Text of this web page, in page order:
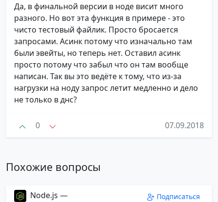
Да, в финальной версии в ноде висит много
разного. Но вот эта функция в примере - это
чисто тестовый файлик. Просто бросается
запросами. Асинк потому что изначально там
были эвейты, но теперь нет. Оставил асинк
просто потому что забыл что он там вообще
написан. Так вы это ведёте к тому, что из-за
нагрузки на ноду запрос летит медленно и дело
не только в днс?
0 07.09.2018
Похожие вопросы
Node.js —
Подписаться